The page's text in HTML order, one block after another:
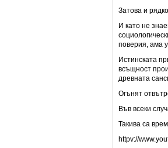
Затова и
И като не
поверия, ама
Истинската
всъщност
древната
Огънят
Във всеки
Такива са
httpv://